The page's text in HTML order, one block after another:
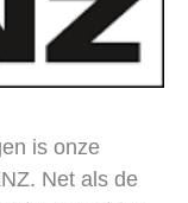
is onze
Net als de